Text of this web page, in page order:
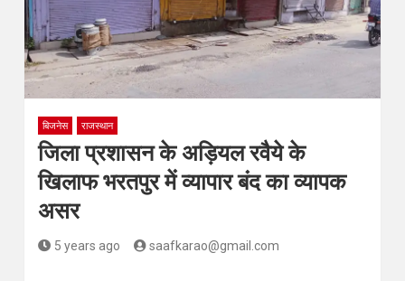
बिजनेस राजस्थान
जिला प्रशासन के अड़ियल रवैये के
खिलाफ भरतपुर में व्यापार बंद का व्यापक
असर
5 years ago saafkarao@gmail.com